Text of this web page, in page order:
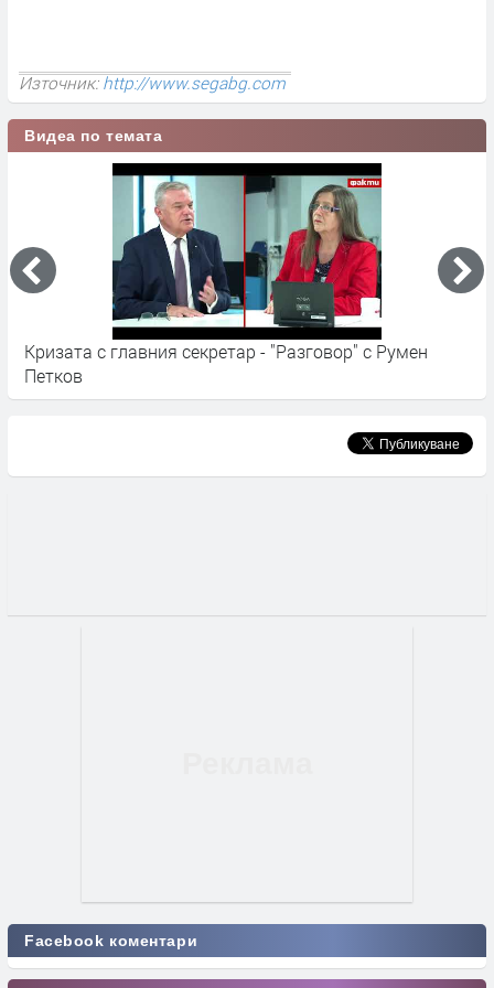
Източник:http://www.segabg.com
Видеа по темата
Вътрешният министър обяви, че главният секретар е
отговорен за смъртта на шестима служители
Facebook коментари